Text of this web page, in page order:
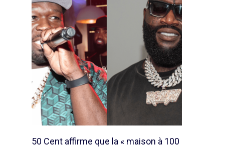
50 Cent affirme que la « maison à 100